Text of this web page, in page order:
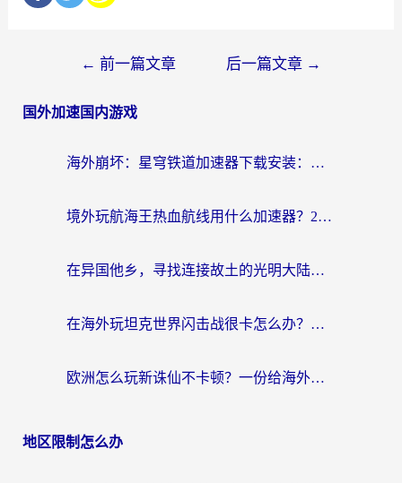
← 前一篇文章 后一篇文章 →
国外加速国内游戏
海外崩坏：星穹铁道加速器下载安装：一份给游子的终极网络指南
境外玩航海王热血航线用什么加速器？2026海外玩家实测最优方案（附欧洲问道堡垒前线加速技巧）
在异国他乡，寻找连接故土的光明大陆免费加速器
在海外玩坦克世界闪击战很卡怎么办？老玩家亲测有效的加速器选择指南
欧洲怎么玩新诛仙不卡顿？一份给海外游子的国服游戏畅玩指南
地区限制怎么办